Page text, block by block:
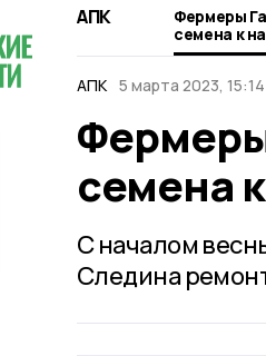
АПК
Фермеры
семена к
АПК 5 марта 2023, 15:14
Фермеры
семена
С началом
Следина